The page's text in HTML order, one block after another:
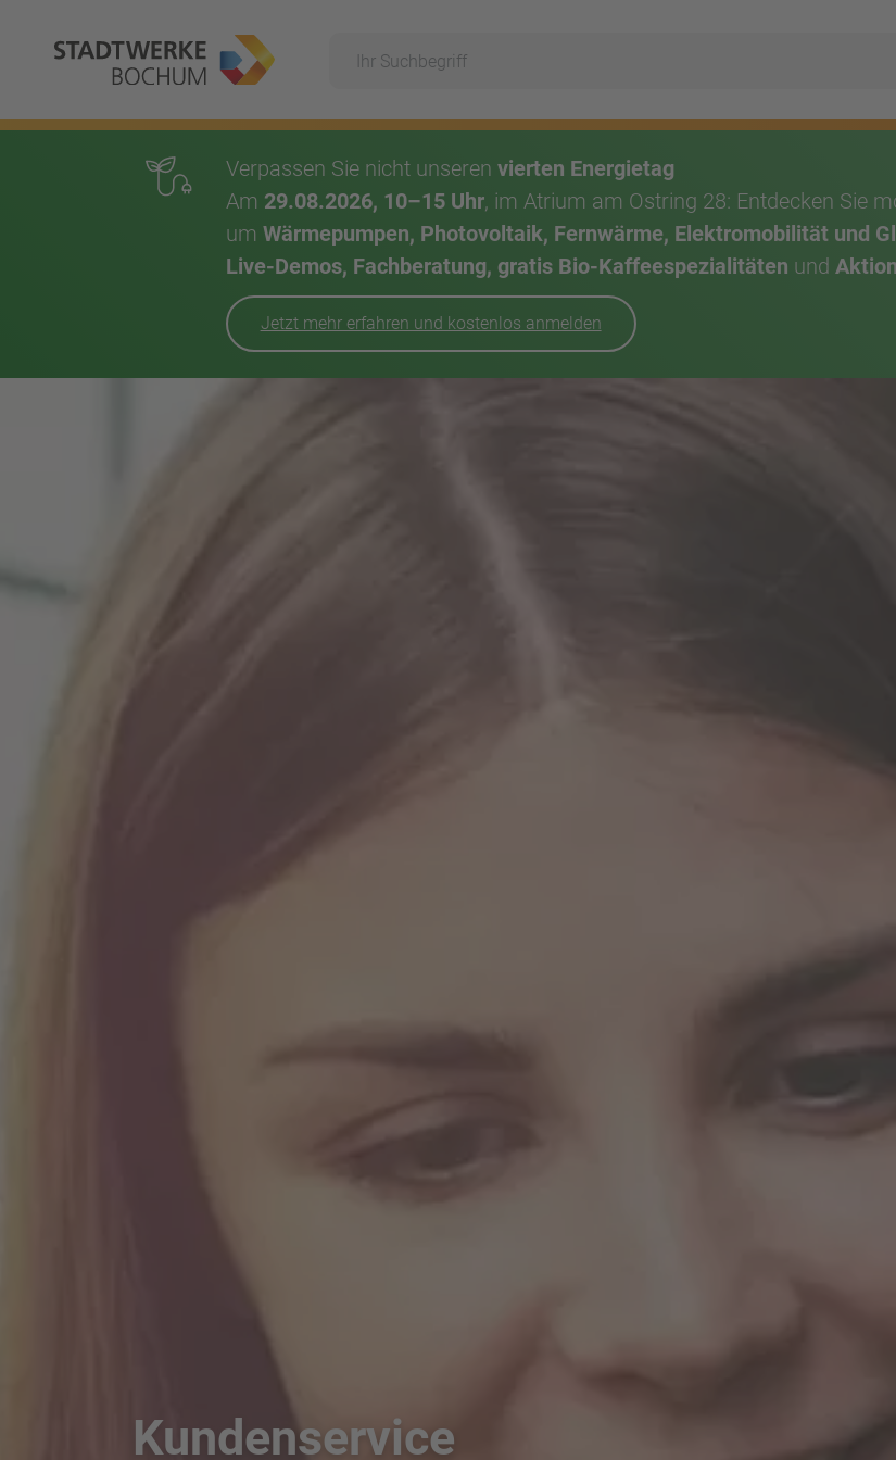
Verpassen Sie nicht unseren vierten Energietag
Am 29.08.2026, 10–15 Uhr, im Atrium am Ostring 28: Entdecken Sie
um Wärmepumpen, Photovoltaik, Fernwärme, Elektromobilität und
Live-Demos, Fachberatung, gratis Bio-Kaffeespezialitäten und
Jetzt mehr erfahren und kostenlos anmelden
Suche
Hauptnavigation
Kundenservice